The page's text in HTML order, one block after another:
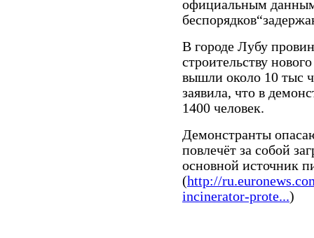
официальным
В городе Лубу
строительству
вышли около 10 тыс
заявила, что в
1400 человек.
Демонстранты
повлечёт за собой
основной источник
(http://
incinerator-prote...)